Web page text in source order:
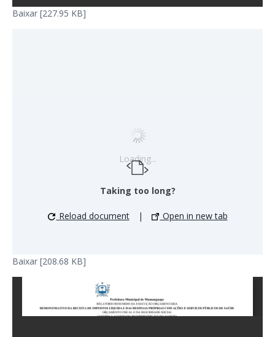
Baixar [227.95 KB]
Loading...
Taking too long?
Reload document | Open in new tab
Baixar [208.68 KB]